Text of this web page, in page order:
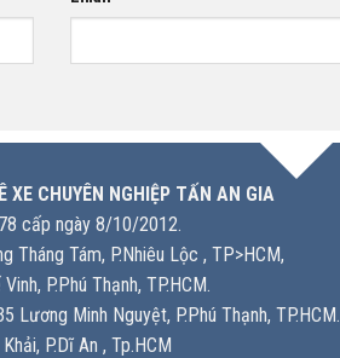
XE CHUYÊN NGHIỆP TẤN AN GIA
cấp ngày 8/10/2012.
Tháng Tám, P.Nhiêu Lộc , TP>HCM,
P.Phú Thạnh, TP.HCM.
Lương Minh Nguyệt, P.Phú Thạnh, TP.HCM.
P.Dĩ An , Tp.HCM